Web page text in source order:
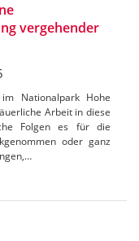
vergehender
Nationalpark Hohe
Arbeit in diese
Folgen es für die
oder ganz